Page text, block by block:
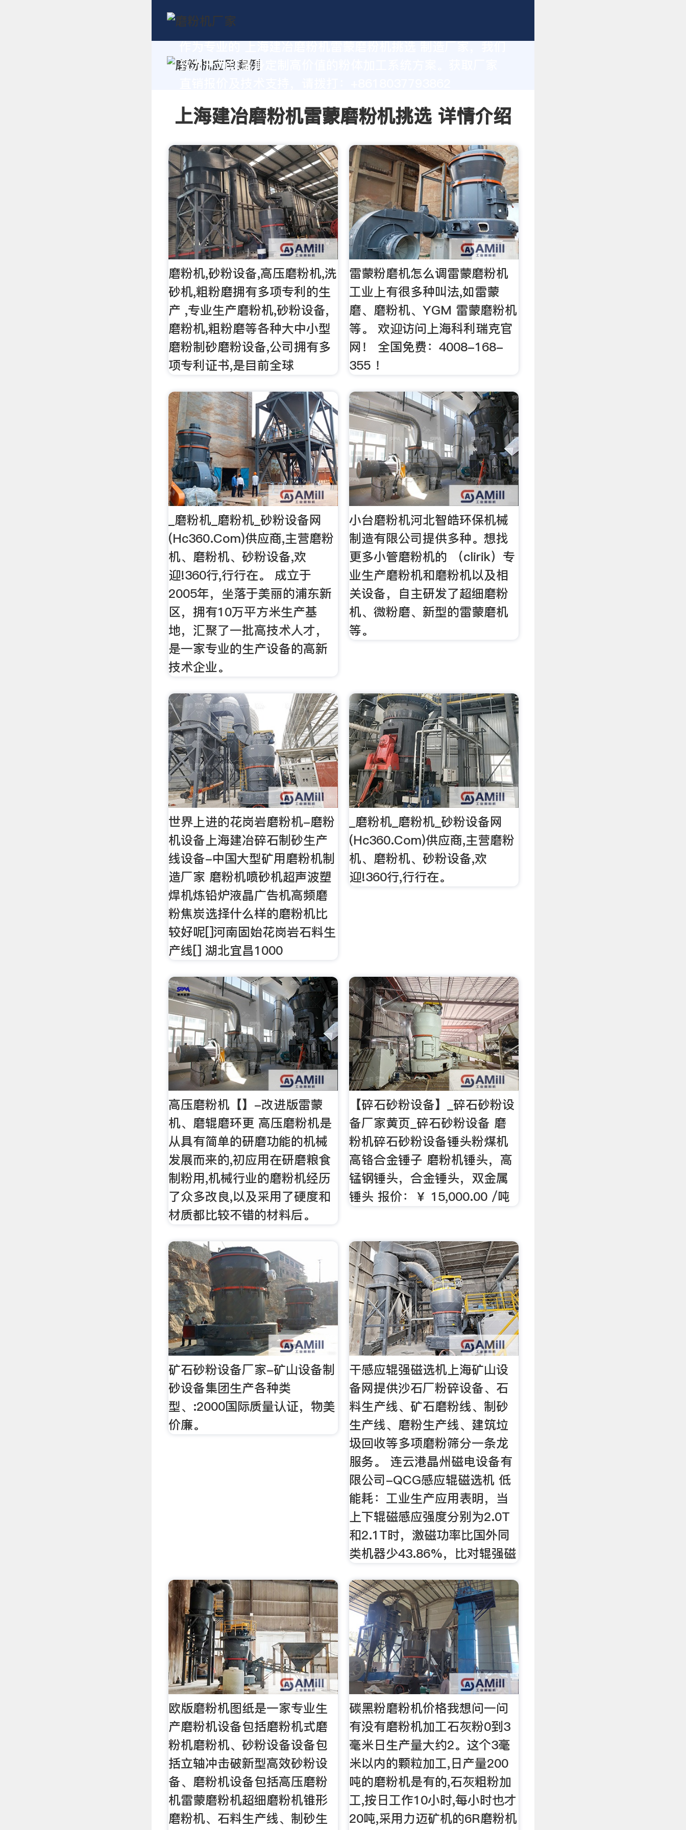
致力于为您量身定制高价值的粉体加工系统方案。获取厂家
上海建冶磨粉机雷蒙磨粉机挑选 详情介绍
磨粉机,砂粉设备,高压磨粉机,洗
砂机,粗粉磨拥有多项专利的生
产 ,专业生产磨粉机,砂粉设备,
磨粉机,粗粉磨等各种大中小型
磨粉制砂磨粉设备,公司拥有多
项专利证书,是目前全球
雷蒙粉磨机怎么调雷蒙磨粉机
工业上有很多种叫法,如雷蒙
磨、磨粉机、YGM 雷蒙磨粉机
等。 欢迎访问上海科利瑞克官
网！ 全国免费：4008-168-
355 ！
_磨粉机_磨粉机_砂粉设备网
(Hc360.Com)供应商,主营磨粉
机、磨粉机、砂粉设备,欢
迎!360行,行行在。 成立于
2005年，坐落于美丽的浦东新
区，拥有10万平方米生产基
地，汇聚了一批高技术人才，
是一家专业的生产设备的高新
技术企业。
小台磨粉机河北智皓环保机械
制造有限公司提供多种。想找
更多小管磨粉机的 （clirik）专
业生产磨粉机和磨粉机以及相
关设备，自主研发了超细磨粉
机、微粉磨、新型的雷蒙磨机
等。
世界上进的花岗岩磨粉机-磨粉
机设备上海建冶碎石制砂生产
线设备-中国大型矿用磨粉机制
造厂家 磨粉机喷砂机超声波塑
焊机炼铅炉液晶广告机高频磨
粉焦炭选择什么样的磨粉机比
较好呢[]河南固始花岗岩石料生
产线[] 湖北宜昌1000
_磨粉机_磨粉机_砂粉设备网
(Hc360.Com)供应商,主营磨粉
机、磨粉机、砂粉设备,欢
迎!360行,行行在。
高压磨粉机【】-改进版雷蒙
机、磨辊磨环更 高压磨粉机是
从具有简单的研磨功能的机械
发展而来的,初应用在研磨粮食
制粉用,机械行业的磨粉机经历
了众多改良,以及采用了硬度和
材质都比较不错的材料后。
【碎石砂粉设备】_碎石砂粉设
备厂家黄页_碎石砂粉设备 磨
粉机碎石砂粉设备锤头粉煤机
高铬合金锤子 磨粉机锤头，高
锰钢锤头，合金锤头，双金属
锤头 报价：￥ 15,000.00 /吨
矿石砂粉设备厂家-矿山设备制
砂设备集团生产各种类
型、:2000国际质量认证，物美
价廉。
干感应辊强磁选机上海矿山设
备网提供沙石厂粉碎设备、石
料生产线、矿石磨粉线、制砂
生产线、磨粉生产线、建筑垃
圾回收等多项磨粉筛分一条龙
服务。 连云港晶州磁电设备有
限公司-QCG感应辊磁选机 低
能耗：工业生产应用表明，当
上下辊磁感应强度分别为2.0T
和2.1T时，激磁功率比国外同
类机器少43.86%，比对辊强磁
欧版磨粉机图纸是一家专业生
产磨粉机设备包括磨粉机式磨
粉机磨粉机、砂粉设备设备包
括立轴冲击破新型高效砂粉设
备、磨粉机设备包括高压磨粉
机雷蒙磨粉机超细磨粉机锥形
磨粉机、石料生产线、制砂生
碳黑粉磨粉机价格我想问一问
有没有磨粉机加工石灰粉0到3
毫米日生产量大约2。这个3毫
米以内的颗粒加工,日产量200
吨的磨粉机是有的,石灰粗粉加
工,按日工作10小时,每小时也才
20吨,采用力迈矿机的6R磨粉机